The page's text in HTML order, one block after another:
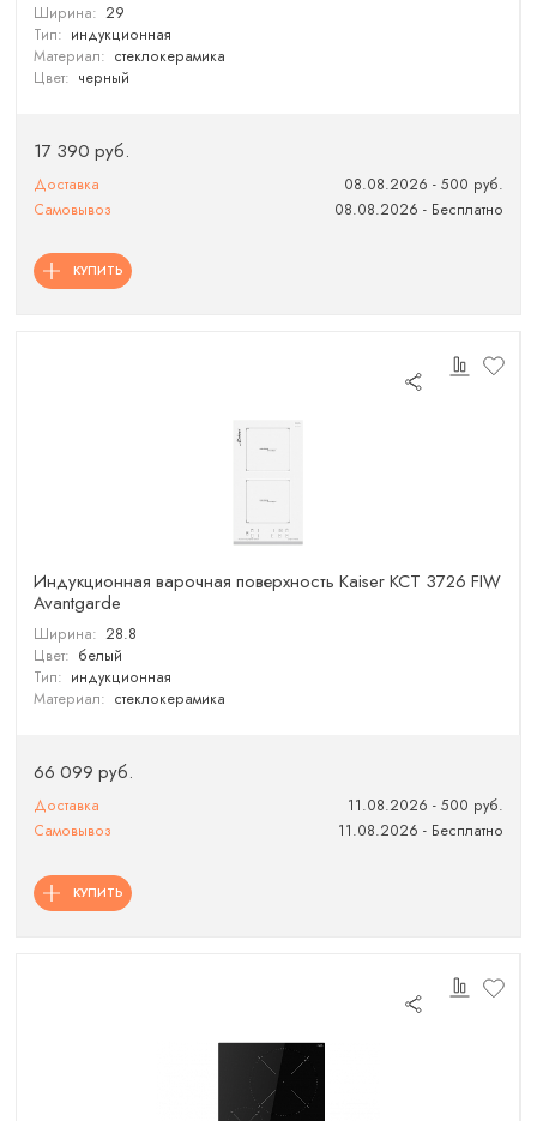
Ширина: 29
Тип: индукционная
Материал: стеклокерамика
Цвет: черный
17 390 руб.
Доставка
08.08.2026 - 500 руб.
Самовывоз
08.08.2026 - Бесплатно
КУПИТЬ
Индукционная варочная поверхность Kaiser KCT 3726 FIW
Avantgarde
Ширина: 28.8
Цвет: белый
Тип: индукционная
Материал: стеклокерамика
66 099 руб.
Доставка
11.08.2026 - 500 руб.
Самовывоз
11.08.2026 - Бесплатно
КУПИТЬ